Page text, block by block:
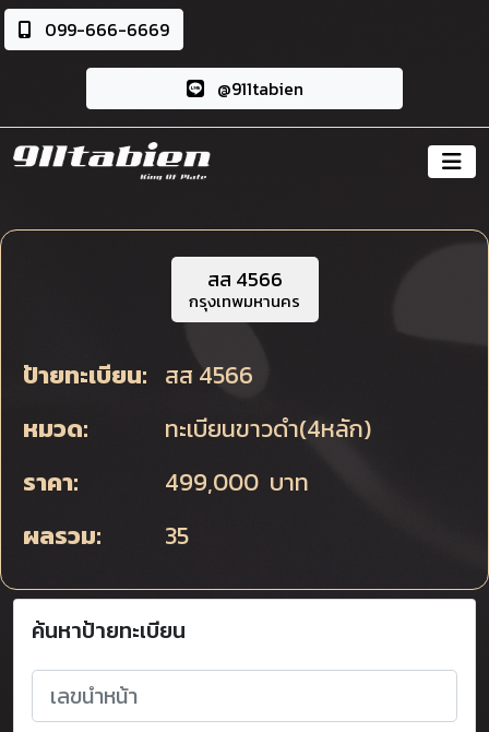
099-666-6669
@911tabien
สส 4566
กรุงเทพมหานคร
ป้ายทะเบียน: สส 4566
หมวด:
ทะเบียนขาวดำ(4หลัก)
ราคา:
499,000 บาท
ผลรวม:
35
ค้นหาป้ายทะเบียน